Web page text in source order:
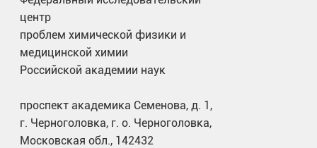
центр
проблем химической физики и
медицинской химии
Российской академии наук
проспект академика Семенова, д. 1,
г. Черноголовка, г. о. Черноголовка,
Московская обл., 142432